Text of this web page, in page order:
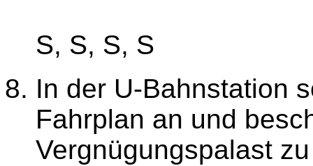
S, S, S, S
In der U-Bahnstation
Fahrplan an und
Vergnügungspalast